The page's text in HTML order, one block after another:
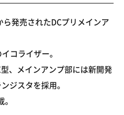
発売されたDCプリメインア
コライザー。
、メインアンプ部には新開発
ジスタを採用。